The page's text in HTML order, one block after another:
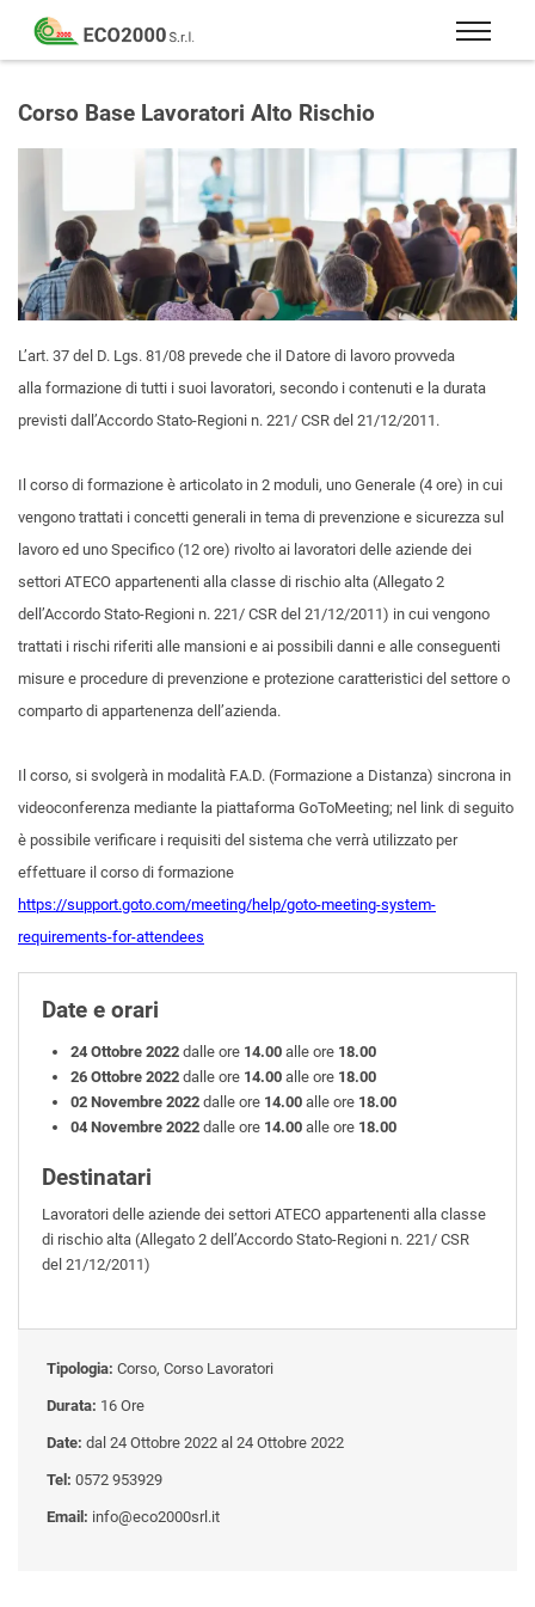
Eco
2000
Formazione
consulenza
sicurezza
sul
lavoro
–
81/08
Corso Base Lavoratori Alto Rischio
L’art. 37 del D. Lgs. 81/08 prevede che il Datore di lavoro provveda
alla formazione di tutti i suoi lavoratori, secondo i contenuti e la durata
previsti dall’Accordo Stato-Regioni n. 221/ CSR del 21/12/2011.
Il corso di formazione è articolato in 2 moduli, uno Generale (4 ore) in cui
vengono trattati i concetti generali in tema di prevenzione e sicurezza sul
lavoro ed uno Specifico (12 ore) rivolto ai lavoratori delle aziende dei
settori ATECO appartenenti alla classe di rischio alta (Allegato 2
dell’Accordo Stato-Regioni n. 221/ CSR del 21/12/2011) in cui vengono
trattati i rischi riferiti alle mansioni e ai possibili danni e alle conseguenti
misure e procedure di prevenzione e protezione caratteristici del settore o
comparto di appartenenza dell’azienda.
Il corso, si svolgerà in modalità F.A.D. (Formazione a Distanza) sincrona in
videoconferenza mediante la piattaforma GoToMeeting; nel link di seguito
è possibile verificare i requisiti del sistema che verrà utilizzato per
effettuare il corso di formazione
https://support.goto.com/meeting/help/goto-meeting-system-
requirements-for-attendees
Date e orari
24 Ottobre 2022 dalle ore 14.00 alle ore 18.00
26 Ottobre 2022 dalle ore 14.00 alle ore 18.00
02 Novembre 2022 dalle ore 14.00 alle ore 18.00
04 Novembre 2022 dalle ore 14.00 alle ore 18.00
Destinatari
Lavoratori delle aziende dei settori ATECO appartenenti alla classe
di rischio alta (Allegato 2 dell’Accordo Stato-Regioni n. 221/ CSR
del 21/12/2011)
Tipologia: Corso, Corso Lavoratori
Durata: 16 Ore
Date: dal 24 Ottobre 2022 al 24 Ottobre 2022
Tel: 0572 953929
Email: info@eco2000srl.it